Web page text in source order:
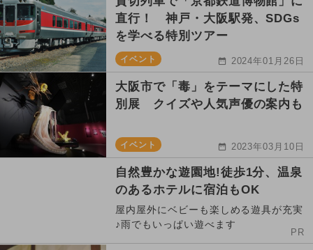
直行！ 神戸・大阪駅発、SDGs
を学べる特別ツアー
イベント 2024年01月26日
大阪市で「毒」をテーマにした特
別展 クイズや人気声優の案内も
イベント 2023年03月10日
自然豊かな遊園地!徒歩1分、温泉
のあるホテルに宿泊もOK
屋内屋外にベビーも楽しめる遊具が充実
♪雨でもいっぱい遊べます
PR